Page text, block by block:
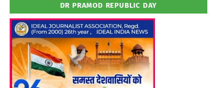
DR PRAMOD REPUBLIC DAY